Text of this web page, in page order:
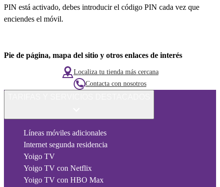
PIN está activado, debes introducir el código PIN cada vez que
enciendes el móvil.
Pie de página, mapa del sitio y otros enlaces de interés
Localiza tu tienda más cercana
Contacta con nosotros
Líneas móviles adicionales
Internet segunda residencia
Yoigo TV
Yoigo TV con Netflix
Yoigo TV con HBO Max